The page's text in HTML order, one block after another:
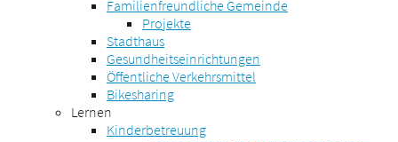
Familienfreundliche Gemeinde
Projekte
Stadthaus
Gesundheitseinrichtungen
Öffentliche Verkehrsmittel
Bikesharing
Lernen
Kinderbetreuung